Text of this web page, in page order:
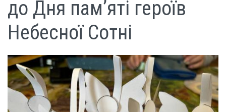
до Дня пам’яті героїв
Небесної Сотні